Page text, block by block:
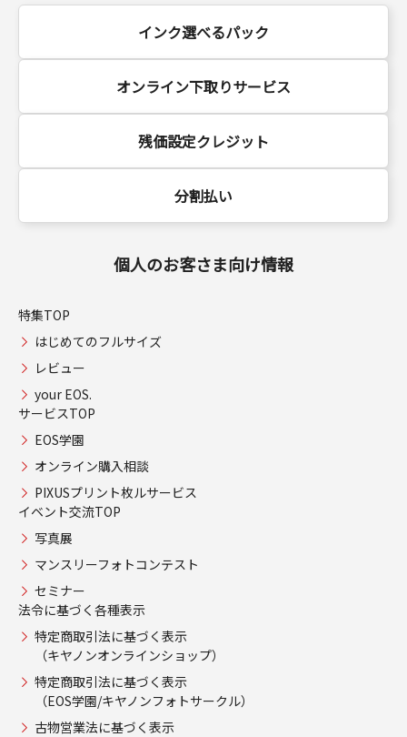
インク選べるパック
オンライン下取りサービス
残価設定クレジット
分割払い
個人のお客さま向け情報
特集TOP
はじめてのフルサイズ
レビュー
your EOS.
サービスTOP
EOS学園
オンライン購入相談
PIXUSプリント枚ルサービス
イベント交流TOP
写真展
マンスリーフォトコンテスト
セミナー
法令に基づく各種表示
特定商取引法に基づく表示
（キヤノンオンラインショップ）
特定商取引法に基づく表示
（EOS学園/キヤノンフォトサークル）
古物営業法に基づく表示